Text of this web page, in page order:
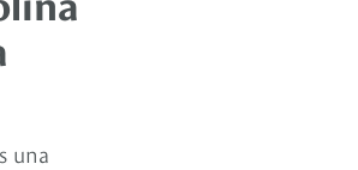
una